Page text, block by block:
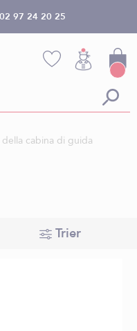
02 97 24 20 25
cabina di guida
Trier